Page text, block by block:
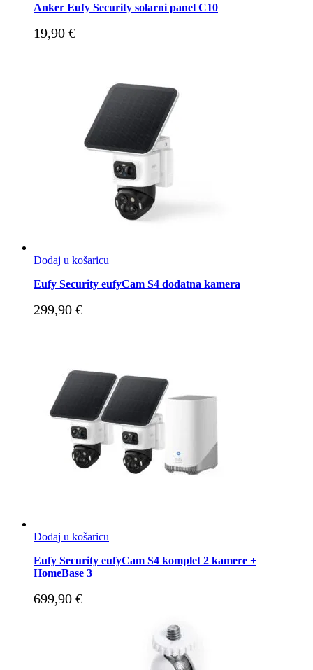
Anker Eufy Security solarni panel C10
19,90 €
Dodaj u košaricu
Eufy Security eufyCam S4 dodatna kamera
299,90 €
Dodaj u košaricu
Eufy Security eufyCam S4 komplet 2 kamere +
HomeBase 3
699,90 €